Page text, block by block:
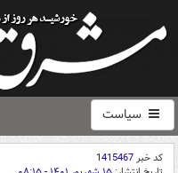
سیاست
کد خبر1415467